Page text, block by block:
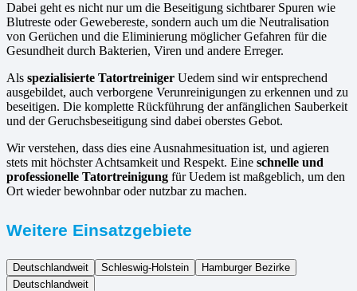
Dabei geht es nicht nur um die Beseitigung sichtbarer Spuren wie
Blutreste oder Gewebereste, sondern auch um die Neutralisation
von Gerüchen und die Eliminierung möglicher Gefahren für die
Gesundheit durch Bakterien, Viren und andere Erreger.
Als spezialisierte Tatortreiniger Uedem sind wir entsprechend
ausgebildet, auch verborgene Verunreinigungen zu erkennen und zu
beseitigen. Die komplette Rückführung der anfänglichen Sauberkeit
und der Geruchsbeseitigung sind dabei oberstes Gebot.
Wir verstehen, dass dies eine Ausnahmesituation ist, und agieren
stets mit höchster Achtsamkeit und Respekt. Eine schnelle und
professionelle Tatortreinigung für Uedem ist maßgeblich, um den
Ort wieder bewohnbar oder nutzbar zu machen.
Weitere Einsatzgebiete
Deutschlandweit Schleswig-Holstein
Hamburger Bezirke
Deutschlandweit